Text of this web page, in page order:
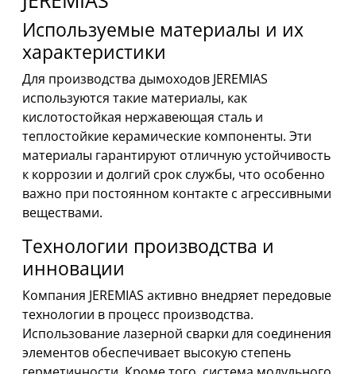
Используемые материалы и их
характеристики
Для производства дымоходов JEREMIAS
используются такие материалы, как
кислотостойкая нержавеющая сталь и
теплостойкие керамические компоненты. Эти
материалы гарантируют отличную устойчивость
к коррозии и долгий срок службы, что особенно
важно при постоянном контакте с агрессивными
веществами.
Технологии производства и
инновации
Компания JEREMIAS активно внедряет передовые
технологии в процесс производства.
Использование лазерной сварки для соединения
элементов обеспечивает высокую степень